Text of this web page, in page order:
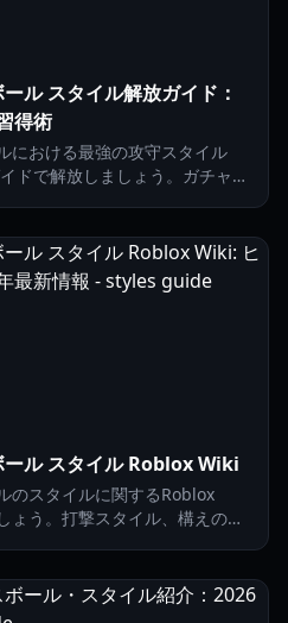
ル スタイル解放ガイド：
得術
における最強の攻守スタイル
ドで解放しましょう。ガチャス
ール スタイル Roblox Wiki
のスタイルに関するRoblox
う。打撃スタイル、構えのメ